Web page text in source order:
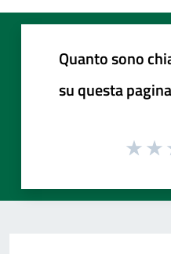
Quanto sono
su questa